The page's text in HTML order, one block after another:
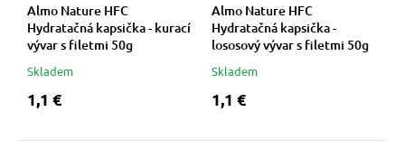
Almo Nature HFC
Hydratačná kapsička - kurací
vývar s filetmi 50g
Skladem
1,1 €
Almo Nature HFC
Hydratačná kapsička -
lososový vývar s filetmi 50g
Skladem
1,1 €